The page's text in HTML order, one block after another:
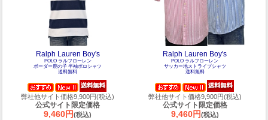
Ralph Lauren Boy's
POLO ラルフローレン
ボーダー鹿の子 半袖ポロシャツ
送料無料
弊社他サイト価格9,900円(税込)
公式サイト限定価格
9,460円(税込)
Ralph Lauren Boy's
POLO ラルフローレン
サッカー地ストライプシャツ
送料無料
弊社他サイト価格9,900円(税込)
公式サイト限定価格
9,460円(税込)